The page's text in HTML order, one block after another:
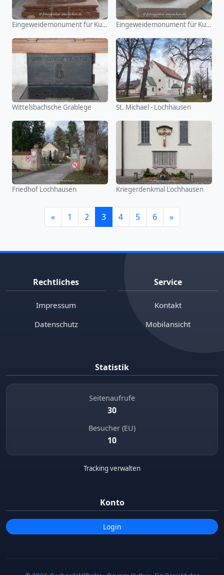
Eingeweidemonument für Kurfürst Maximilian I. von Bayern Eingeweidemonument für Kurfürst Maximilian I. von Bayern
Wittelsbachsche Grablege St. Michael - Lochhausen
Friedhof Lochhausen Kriegerdenkmal Lochhausen
« 1 2 3 4 5 6 »
Rechtliches
Impressum
Datenschutz
Service
Kontakt
Mobilansicht
Statistik
Seitenaufrufe
30
Besucher (EU)
10
Tracking verwalten
Konto
Login